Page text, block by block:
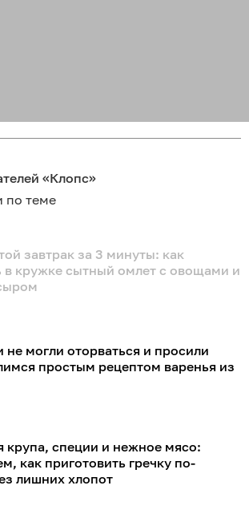
«Клопс»
по теме
завтрак за 3 минуты: как
в кружке сытный омлет с овощами и
не могли оторваться и просили
простым рецептом варенья из
крупа, специи и нежное мясо:
как приготовить гречку по-
лишних хлопот